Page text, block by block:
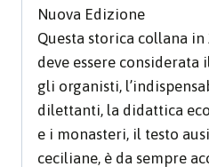
Nuova Edizione
Questa storica collana
deve essere
gli organisti,
dilettanti, la didattica
e i monasteri, il testo
ceciliane, è da sempre